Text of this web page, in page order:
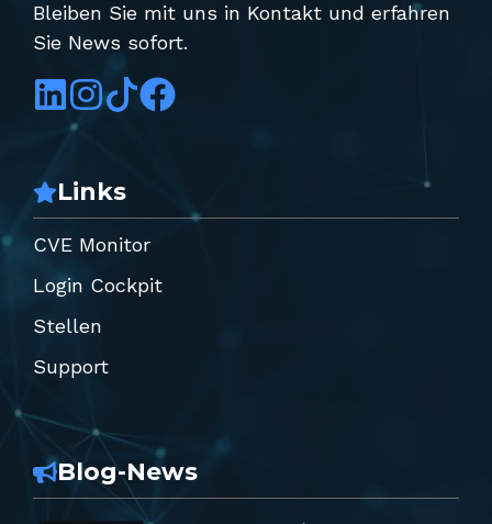
Bleiben Sie mit uns in Kontakt und erfahren
Sie News sofort.
Links
CVE Monitor
Login Cockpit
Stellen
Support
Blog-News